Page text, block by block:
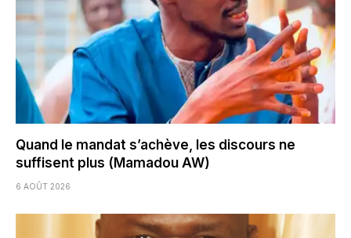
Quand le mandat s’achève, les discours ne
suffisent plus (Mamadou AW)
6 AOÛT 2026